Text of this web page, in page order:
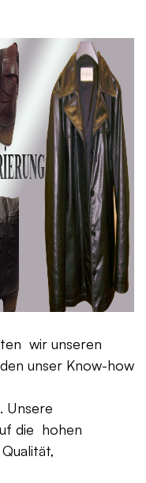
wir unseren
unser Know-how
Unsere
die hohen